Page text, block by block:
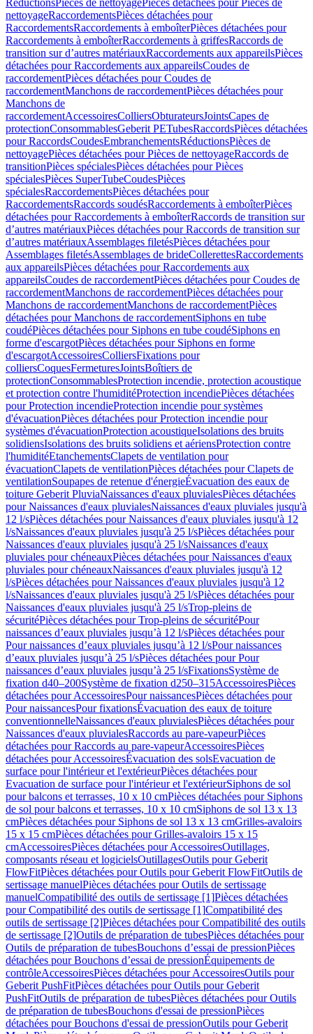
RéductionsPièces de nettoyagePièces détachées pour Pièces de
nettoyageRaccordementsPièces détachées pour
RaccordementsRaccordements à emboîterPièces détachées pour
Raccordements à emboîterRaccordements à griffesRaccords de
transition sur d’autres matériauxRaccordements aux appareilsPièces
détachées pour Raccordements aux appareilsCoudes de
raccordementPièces détachées pour Coudes de
raccordementManchons de raccordementPièces détachées pour
Manchons de
raccordementAccessoiresColliersObturateursJointsCapes de
protectionConsommablesGeberit PETubesRaccordsPièces détachées
pour RaccordsCoudesEmbranchementsRéductionsPièces de
nettoyagePièces détachées pour Pièces de nettoyageRaccords de
transitionPièces spécialesPièces détachées pour Pièces
spécialesPièces SuperTubeCoudesPièces
spécialesRaccordementsPièces détachées pour
RaccordementsRaccords soudésRaccordements à emboîterPièces
détachées pour Raccordements à emboîterRaccords de transition sur
d’autres matériauxPièces détachées pour Raccords de transition sur
d’autres matériauxAssemblages filetésPièces détachées pour
Assemblages filetésAssemblages de brideCollerettesRaccordements
aux appareilsPièces détachées pour Raccordements aux
appareilsCoudes de raccordementPièces détachées pour Coudes de
raccordementManchons de raccordementPièces détachées pour
Manchons de raccordementManchons de raccordementPièces
détachées pour Manchons de raccordementSiphons en tube
coudéPièces détachées pour Siphons en tube coudéSiphons en
forme d'escargotPièces détachées pour Siphons en forme
d'escargotAccessoiresColliersFixations pour
colliersCoquesFermeturesJointsBoîtiers de
protectionConsommablesProtection incendie, protection acoustique
et protection contre l'humiditéProtection incendiePièces détachées
pour Protection incendieProtection incendie pour systèmes
d'évacuationPièces détachées pour Protection incendie pour
systèmes d'évacuationProtection acoustiqueIsolations des bruits
solidiensIsolations des bruits solidiens et aériensProtection contre
l'humiditéEtanchementsClapets de ventilation pour
évacuationClapets de ventilationPièces détachées pour Clapets de
ventilationSoupapes de retenue d'énergieÉvacuation des eaux de
toiture Geberit PluviaNaissances d'eaux pluvialesPièces détachées
pour Naissances d'eaux pluvialesNaissances d'eaux pluviales jusqu'à
12 l/sPièces détachées pour Naissances d'eaux pluviales jusqu'à 12
l/sNaissances d'eaux pluviales jusqu'à 25 l/sPièces détachées pour
Naissances d'eaux pluviales jusqu'à 25 l/sNaissances d'eaux
pluviales pour chéneauxPièces détachées pour Naissances d'eaux
pluviales pour chéneauxNaissances d'eaux pluviales jusqu'à 12
l/sPièces détachées pour Naissances d'eaux pluviales jusqu'à 12
l/sNaissances d'eaux pluviales jusqu'à 25 l/sPièces détachées pour
Naissances d'eaux pluviales jusqu'à 25 l/sTrop-pleins de
sécuritéPièces détachées pour Trop-pleins de sécuritéPour
naissances d’eaux pluviales jusqu’à 12 l/sPièces détachées pour
Pour naissances d’eaux pluviales jusqu’à 12 l/sPour naissances
d’eaux pluviales jusqu’à 25 l/sPièces détachées pour Pour
naissances d’eaux pluviales jusqu’à 25 l/sFixationsSystème de
fixation d40–200Système de fixation d250–315AccessoiresPièces
détachées pour AccessoiresPour naissancesPièces détachées pour
Pour naissancesPour fixationsÉvacuation des eaux de toiture
conventionnelleNaissances d'eaux pluvialesPièces détachées pour
Naissances d'eaux pluvialesRaccords au pare-vapeurPièces
détachées pour Raccords au pare-vapeurAccessoiresPièces
détachées pour AccessoiresÉvacuation des solsEvacuation de
surface pour l'intérieur et l'extérieurPièces détachées pour
Evacuation de surface pour l'intérieur et l'extérieurSiphons de sol
pour balcons et terrasses, 10 x 10 cmPièces détachées pour Siphons
de sol pour balcons et terrasses, 10 x 10 cmSiphons de sol 13 x 13
cmPièces détachées pour Siphons de sol 13 x 13 cmGrilles-avaloirs
15 x 15 cmPièces détachées pour Grilles-avaloirs 15 x 15
cmAccessoiresPièces détachées pour AccessoiresOutillages,
composants réseau et logicielsOutillagesOutils pour Geberit
FlowFitPièces détachées pour Outils pour Geberit FlowFitOutils de
sertissage manuelPièces détachées pour Outils de sertissage
manuelCompatibilité des outils de sertissage [1]Pièces détachées
pour Compatibilité des outils de sertissage [1]Compatibilité des
outils de sertissage [2]Pièces détachées pour Compatibilité des outils
de sertissage [2]Outils de préparation de tubesPièces détachées pour
Outils de préparation de tubesBouchons d’essai de pressionPièces
détachées pour Bouchons d’essai de pressionÉquipements de
contrôleAccessoiresPièces détachées pour AccessoiresOutils pour
Geberit PushFitPièces détachées pour Outils pour Geberit
PushFitOutils de préparation de tubesPièces détachées pour Outils
de préparation de tubesBouchons d'essai de pressionPièces
détachées pour Bouchons d'essai de pressionOutils pour Geberit